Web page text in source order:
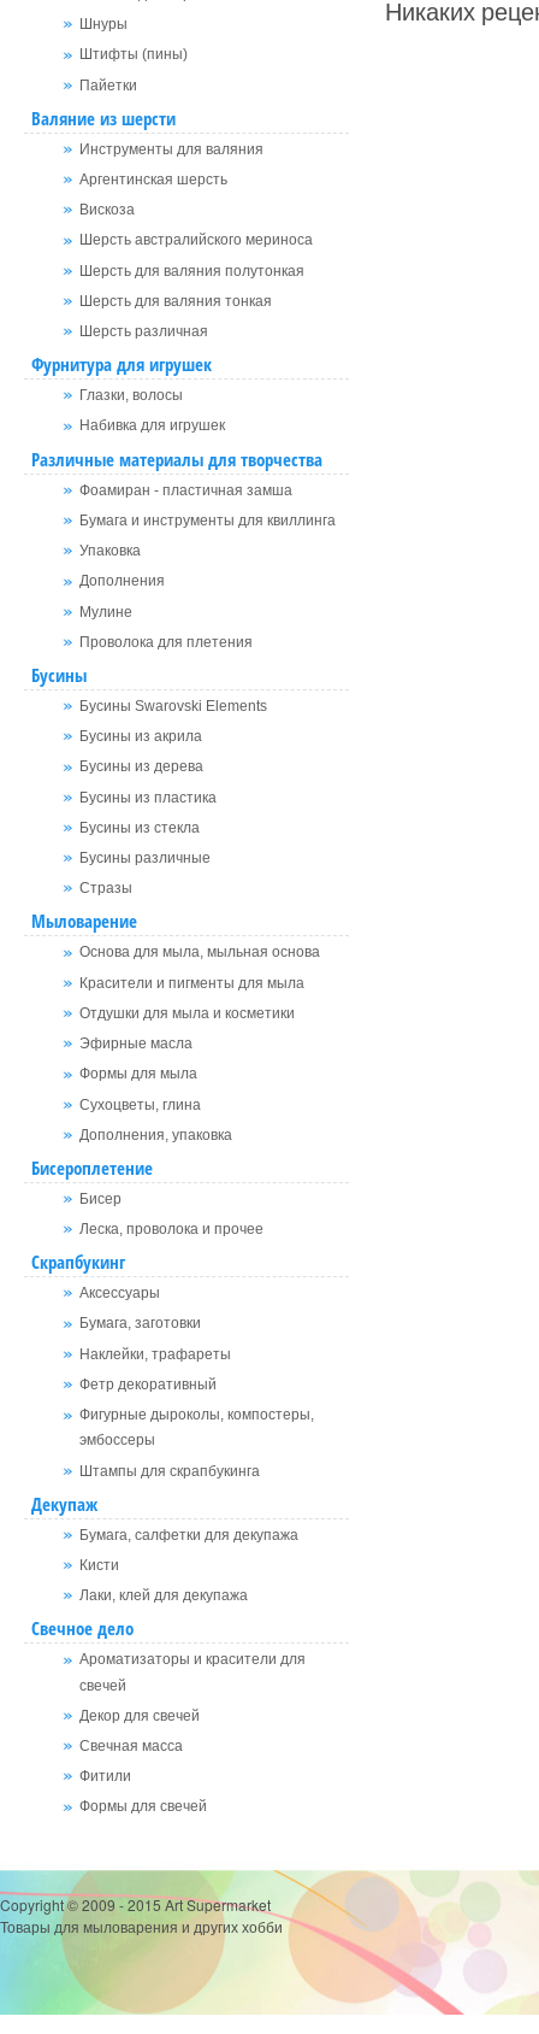
Шнуры
Штифты (пины)
Пайетки
Валяние из шерсти
Инструменты для валяния
Аргентинская шерсть
Вискоза
Шерсть австралийского мериноса
Шерсть для валяния полутонкая
Шерсть для валяния тонкая
Шерсть различная
Фурнитура для игрушек
Глазки, волосы
Набивка для игрушек
Различные материалы для творчества
Фоамиран - пластичная замша
Бумага и инструменты для квиллинга
Упаковка
Дополнения
Мулине
Проволока для плетения
Бусины
Бусины Swarovski Elements
Бусины из акрила
Бусины из дерева
Бусины из пластика
Бусины из стекла
Бусины различные
Стразы
Мыловарение
Основа для мыла, мыльная основа
Красители и пигменты для мыла
Отдушки для мыла и косметики
Эфирные масла
Формы для мыла
Сухоцветы, глина
Дополнения, упаковка
Бисероплетение
Бисер
Леска, проволока и прочее
Скрапбукинг
Аксессуары
Бумага, заготовки
Наклейки, трафареты
Фетр декоративный
Фигурные дыроколы, компостеры,
эмбоссеры
Штампы для скрапбукинга
Декупаж
Бумага, салфетки для декупажа
Кисти
Лаки, клей для декупажа
Свечное дело
Ароматизаторы и красители для
свечей
Декор для свечей
Свечная масса
Фитили
Формы для свечей
Никаких
Copyright © 2009 - 2015 Art Supermarket
Товары для мыловарения и других хобби